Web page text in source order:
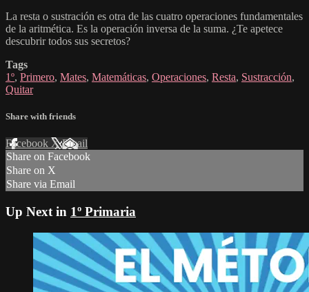
La resta o sustración es otra de las cuatro operaciones fundamentales
de la aritmética. Es la operación inversa de la suma. ¿Te apetece
descubrir todos sus secretos?
Tags
1º, Primero, Mates, Matemáticas, Operaciones, Resta, Sustracción,
Quitar
Share with friends
Facebook XEmail
Share on Facebook
Share on X
Share via Email
Up Next in 1º Primaria